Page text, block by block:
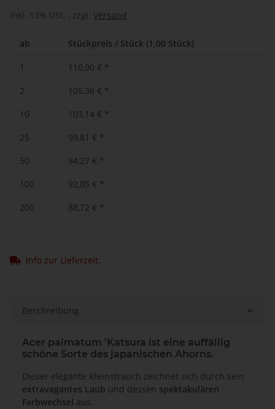
inkl. 13% USt. , zzgl. Versand
ab Stückpreis / Stück (1,00 Stück)
1 110,90 € *
2
105,36 € *
10
103,14 € *
25
99,81 € *
50
94,27 € *
100
92,05 € *
200
88,72 € *
Info zur Lieferzeit:
Beschreibung
Acer palmatum 'Katsura ist eine auffällig
schöne Sorte des japanischen Ahorns.
Dieser elegante Kleinstrauch zeichnet sich durch sein
extravagantes Laub und dessen spektakulären
Farbwechsel aus.